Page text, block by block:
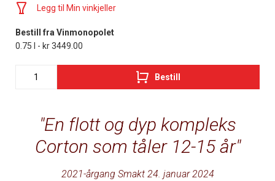
En flott og dyp kompleks
Corton som tåler 12-15 år
2021-årgang Smakt 24. januar 2024
Legg til Min vinkjeller
Bestill fra Vinmonopolet
0.75 l - kr 3449.00
Bestill